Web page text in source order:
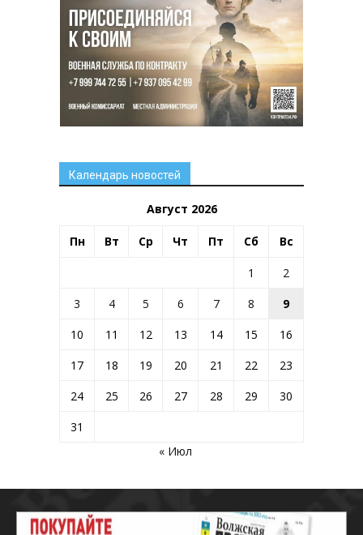
Календарь новостей
Август 2026
Пн Вт Ср Чт Пт Сб Вс
1
2
3
4 5 6 7 8
9
10
11 12 13 14 15
16
17
18 19 20 21 22
23
24
25 26 27 28 29
30
31
« Июл